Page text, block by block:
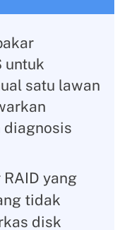
untuk
satu lawan
diagnosis
yang
tidak
disk